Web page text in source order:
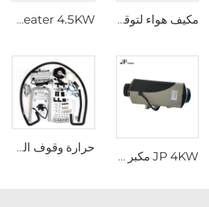
مكيف هواء لتوقف كابينة الشاحنة 24 فولت مع ضمان طويل الأمد لمكيف هواء الشاحنة النائمة JP Heater 4.5KW الموقد الديزل 12V الموقد الديزل القافلة الطباخ المطبخ المنزلق للطباخ RV
JP 4KW مكبر هوائي لجميع المركبات محرك الديزل محرك الوقوف 12V 24V محرك هوائي
حرارة وقوف السيارات السائلة 5KW 12V حرارة السيارة الغاز البنزين حرارة مائية هيدرونية